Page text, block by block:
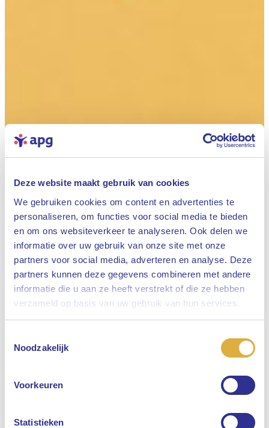
Deze website maakt gebruik van cookies
We gebruiken cookies om content en advertenties te
personaliseren, om functies voor social media te bieden
en om ons websiteverkeer te analyseren. Ook delen we
informatie over uw gebruik van onze site met onze
partners voor social media, adverteren en analyse. Deze
partners kunnen deze gegevens combineren met andere
informatie die u aan ze heeft verstrekt of die ze hebben
verzameld op basis van uw gebruik van hun services.
Noodzakelijk
Voorkeuren
Statistieken
Sluiten